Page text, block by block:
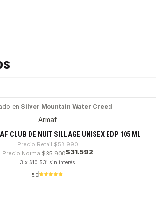
en Silver Mountain Water Creed
Armaf
CLUB DE NUIT SILLAGE UNISEX EDP 105 ML
Precio Retail $58.990
Precio Normal$35.900$31.592
3 x $10.531 sin interés
5.0